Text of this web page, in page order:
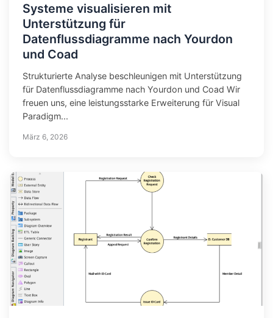
Systeme visualisieren mit
Unterstützung für
Datenflussdiagramme nach Yourdon
und Coad
Strukturierte Analyse beschleunigen mit Unterstützung
für Datenflussdiagramme nach Yourdon und Coad Wir
freuen uns, eine leistungsstarke Erweiterung für Visual
Paradigm...
März 6, 2026